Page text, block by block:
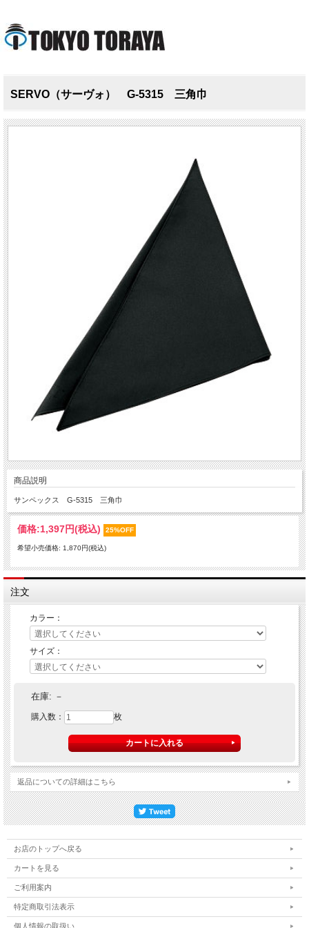
SERVO（サーヴォ） G-5315 三角巾
商品説明
サンペックス G-5315 三角巾
価格:1,397円(税込) 25%OFF
希望小売価格: 1,870円(税込)
注文
カラー：
サイズ：
在庫: －
購入数： 枚
返品についての詳細はこちら
お店のトップへ戻る
カートを見る
ご利用案内
特定商取引法表示
個人情報の取扱い